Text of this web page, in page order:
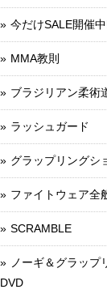
今だけSALE開催
MMA教則
ブラジリアン柔術
ラッシュガード
グラップリングシ
ファイトウェア全
SCRAMBLE
ノーギ＆グラップ
DVD